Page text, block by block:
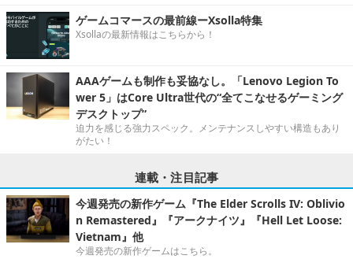
ゲームコマースの最前線ーXsolla特集
Xsollaの最新情報はこちらから！
AAAゲームも制作も妥協なし。「Lenovo Legion To
wer 5」はCore Ultra世代の“全てこなせるゲーミング
デスクトップ”
迫力を感じる強力スペック。メンテナンスしやすい構造もあり
がたい！
連載・注目記事
今週発売の新作ゲーム『The Elder Scrolls IV: Oblivio
n Remastered』『アークナイツ』『Hell Let Loose:
Vietnam』他
今週発売の新作ゲームはこちら。